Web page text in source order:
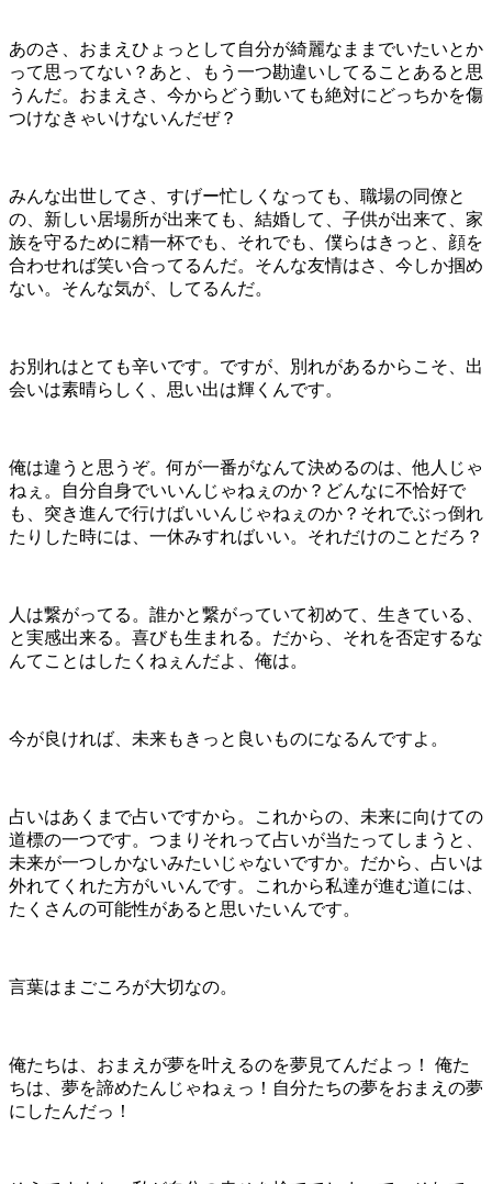
あのさ、おまえひょっとして自分が綺麗なままでいたいとか
って思ってない？あと、もう一つ勘違いしてることあると思
うんだ。おまえさ、今からどう動いても絶対にどっちかを傷
つけなきゃいけないんだぜ？
みんな出世してさ、すげー忙しくなっても、職場の同僚と
の、新しい居場所が出来ても、結婚して、子供が出来て、家
族を守るために精一杯でも、それでも、僕らはきっと、顔を
合わせれば笑い合ってるんだ。そんな友情はさ、今しか掴め
ない。そんな気が、してるんだ。
お別れはとても辛いです。ですが、別れがあるからこそ、出
会いは素晴らしく、思い出は輝くんです。
俺は違うと思うぞ。何が一番がなんて決めるのは、他人じゃ
ねぇ。自分自身でいいんじゃねぇのか？どんなに不恰好で
も、突き進んで行けばいいんじゃねぇのか？それでぶっ倒れ
たりした時には、一休みすればいい。それだけのことだろ？
人は繋がってる。誰かと繋がっていて初めて、生きている、
と実感出来る。喜びも生まれる。だから、それを否定するな
んてことはしたくねぇんだよ、俺は。
今が良ければ、未来もきっと良いものになるんですよ。
占いはあくまで占いですから。これからの、未来に向けての
道標の一つです。つまりそれって占いが当たってしまうと、
未来が一つしかないみたいじゃないですか。だから、占いは
外れてくれた方がいいんです。これから私達が進む道には、
たくさんの可能性があると思いたいんです。
言葉はまごころが大切なの。
俺たちは、おまえが夢を叶えるのを夢見てんだよっ！ 俺た
ちは、夢を諦めたんじゃねぇっ！自分たちの夢をおまえの夢
にしたんだっ！